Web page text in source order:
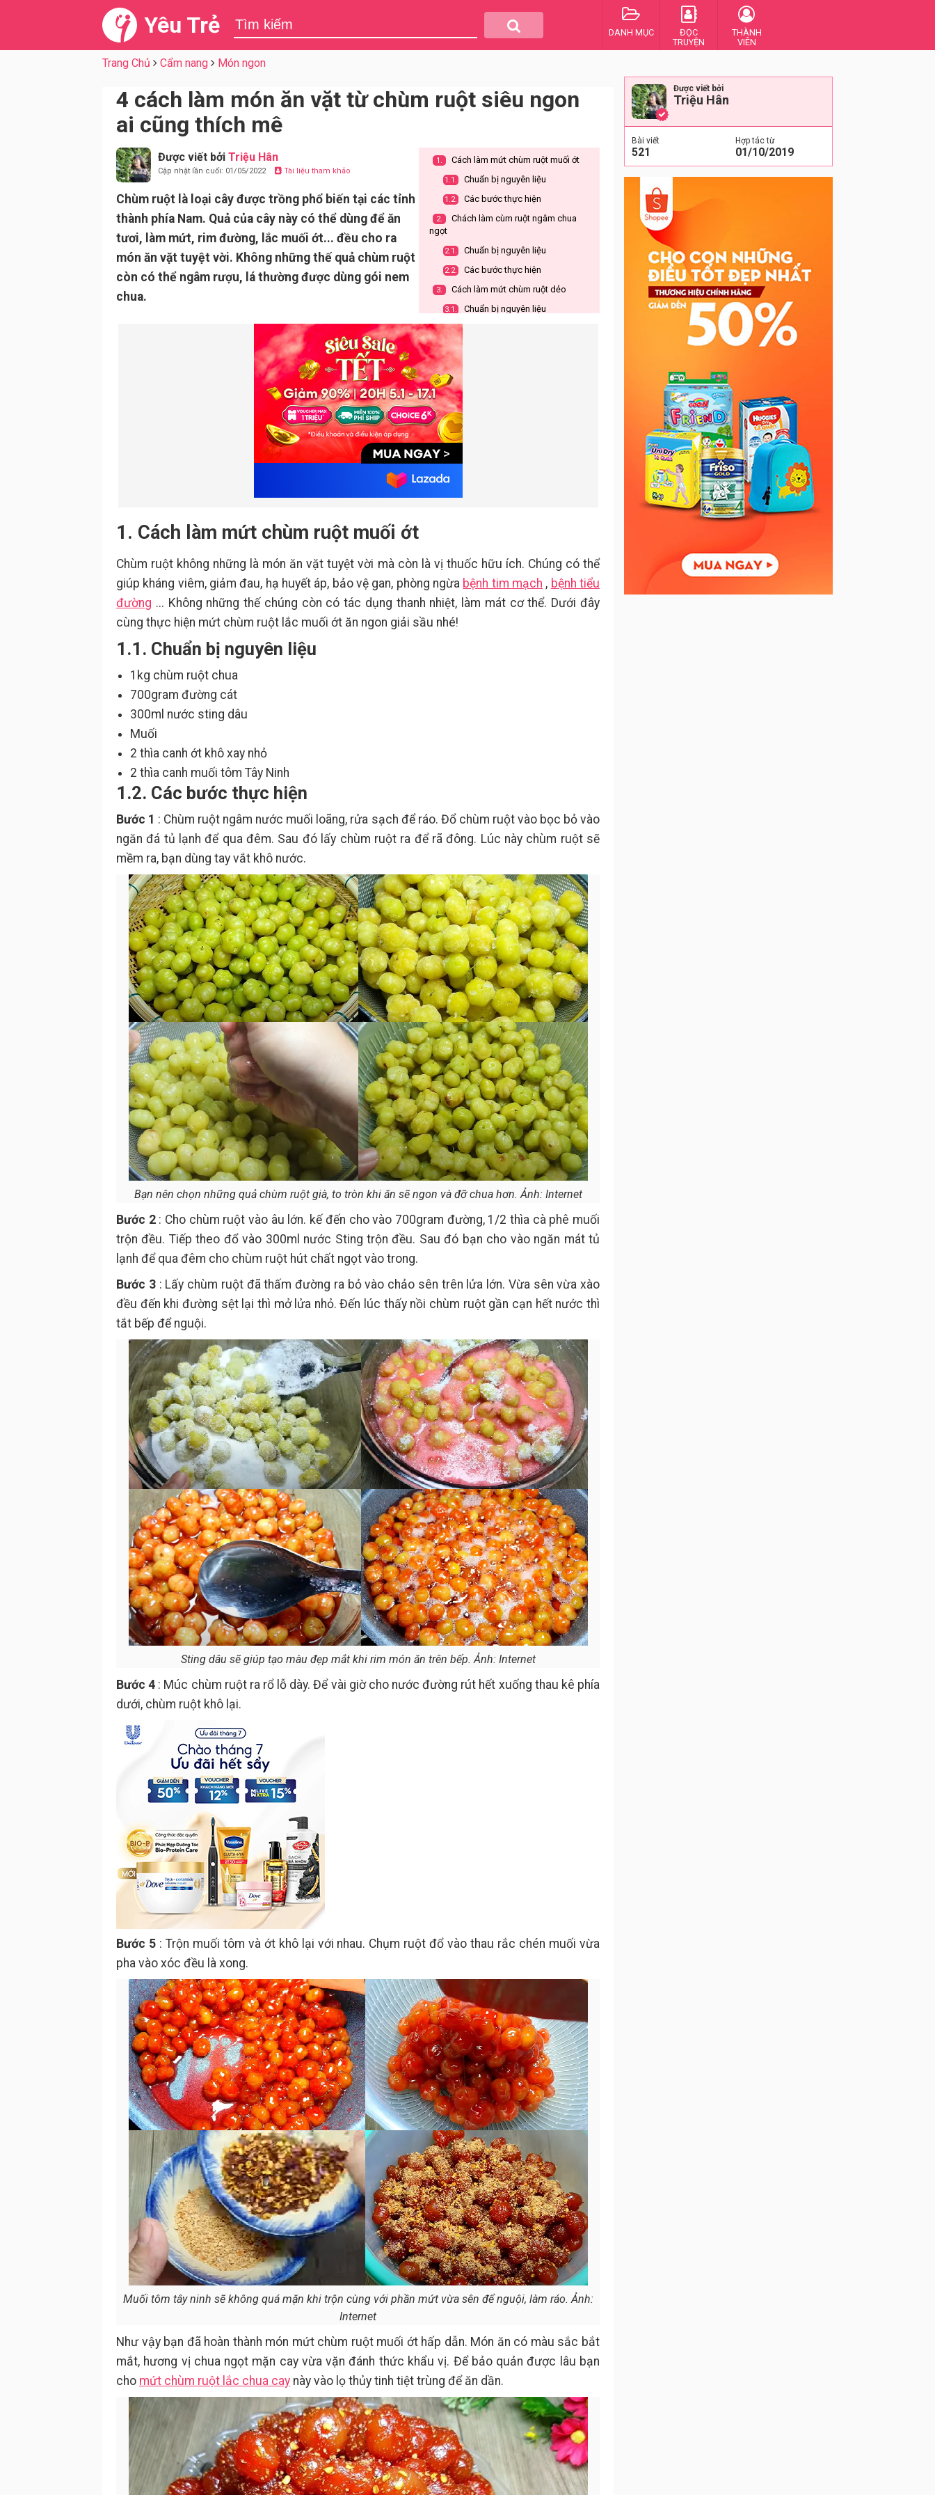
Yêu Trẻ DANH MỤC
ĐỌC
TRUYỆN
THÀNH
VIÊN
Trang Chủ Cẩm nang Món ngon
4 cách làm món ăn vặt từ chùm ruột siêu ngon
ai cũng thích mê
Được viết bởi Triệu Hân
Cập nhật lần cuối: 01/05/2022 Tài liệu tham khảo
Chùm ruột là loại cây được trồng phổ biến tại các tỉnh
thành phía Nam. Quả của cây này có thể dùng để ăn
tươi, làm mứt, rim đường, lắc muối ớt... đều cho ra
món ăn vặt tuyệt vời. Không những thế quả chùm ruột
còn có thể ngâm rượu, lá thường được dùng gói nem
chua.
1. Cách làm mứt chùm ruột muối ớt
1.1. Chuẩn bị nguyên liệu
1.2. Các bước thực hiện
2.
Chách làm cùm ruột ngâm chua
ngọt
2.1. Chuẩn bị nguyên liệu
2.2. Các bước thực hiện
3. Cách làm mứt chùm ruột dẻo
3.1. Chuẩn bị nguyên liệu
3.2. Các bước thực hiện
4.
Cách làm chùm ruột ngâm mắm
đường
4.1.
4.2. Các bước thực hiện
1. Cách làm mứt chùm ruột muối ớt
Chùm ruột không những là món ăn vặt tuyệt vời mà còn là vị thuốc hữu ích. Chúng có thể
giúp kháng viêm, giảm đau, hạ huyết áp, bảo vệ gan, phòng ngừa bệnh tim mạch , bệnh tiểu
đường ... Không những thế chúng còn có tác dụng thanh nhiệt, làm mát cơ thể. Dưới đây
cùng thực hiện mứt chùm ruột lắc muối ớt ăn ngon giải sầu nhé!
1.1. Chuẩn bị nguyên liệu
1kg chùm ruột chua
700gram đường cát
300ml nước sting dâu
Muối
2 thìa canh ớt khô xay nhỏ
2 thìa canh muối tôm Tây Ninh
1.2. Các bước thực hiện
Bước 1 : Chùm ruột ngâm nước muối loãng, rửa sạch để ráo. Đổ chùm ruột vào bọc bỏ vào
ngăn đá tủ lạnh để qua đêm. Sau đó lấy chùm ruột ra để rã đông. Lúc này chùm ruột sẽ
mềm ra, bạn dùng tay vắt khô nước.
Bạn nên chọn những quả chùm ruột già, to tròn khi ăn sẽ ngon và đỡ chua hơn. Ảnh: Internet
Bước 2: Cho chùm ruột vào âu lớn. kế đến cho vào 700gram đường, 1/2 thìa cà phê muối
trộn đều. Tiếp theo đổ vào 300ml nước Sting trộn đều. Sau đó bạn cho vào ngăn mát tủ
lạnh để qua đêm cho chùm ruột hút chất ngọt vào trong.
Bước 3: Lấy chùm ruột đã thấm đường ra bỏ vào chảo sên trên lửa lớn. Vừa sên vừa xào
đều đến khi đường sệt lại thì mở lửa nhỏ. Đến lúc thấy nồi chùm ruột gần cạn hết nước thì
tắt bếp để nguội.
Sting dâu sẽ giúp tạo màu đẹp mắt khi rim món ăn trên bếp. Ảnh: Internet
Bước 4 : Múc chùm ruột ra rổ lỗ dày. Để vài giờ cho nước đường rút hết xuống thau kê phía
dưới, chùm ruột khô lại.
Bước 5: Trộn muối tôm và ớt khô lại với nhau. Chụm ruột đổ vào thau rắc chén muối vừa
pha vào xóc đều là xong.
Muối tôm tây ninh sẽ không quá mặn khi trộn cùng với phần mứt vừa sên để nguội, làm ráo. Ảnh:
Internet
Như vậy bạn đã hoàn thành món mứt chùm ruột muối ớt hấp dẫn. Món ăn có màu sắc bắt
mắt, hương vị chua ngọt mặn cay vừa vặn đánh thức khẩu vị. Để bảo quản được lâu bạn
cho mứt chùm ruột lắc chua cay này vào lọ thủy tinh tiệt trùng để ăn dần.
Được viết bởi
Triệu Hân
Bài viết
521
Hợp tác từ
01/10/2019